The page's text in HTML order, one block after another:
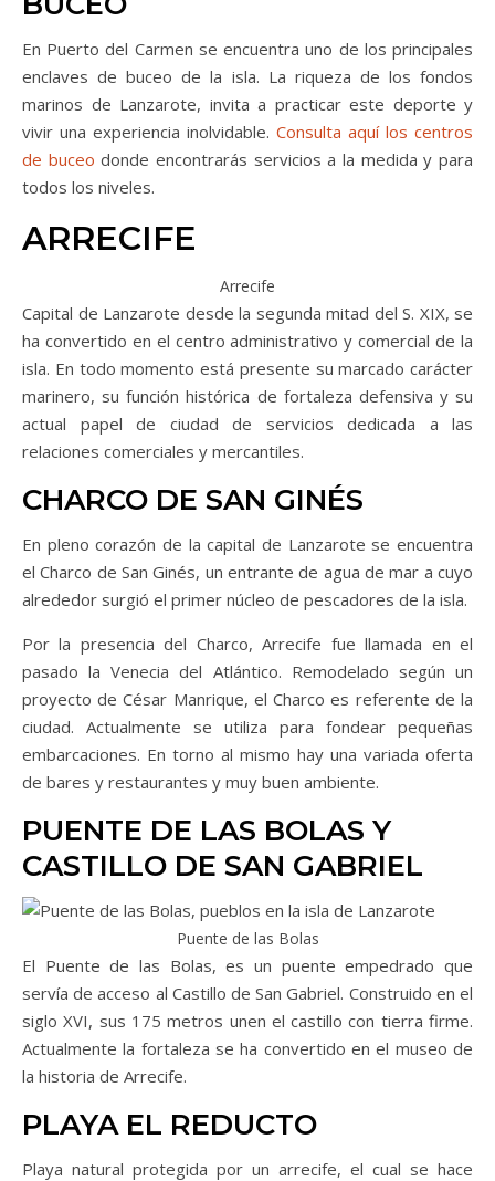
En Puerto del Carmen se encuentra uno de los principales
enclaves de buceo de la isla. La riqueza de los fondos
marinos de Lanzarote, invita a practicar este deporte y
vivir una experiencia inolvidable. Consulta aquí los centros
de buceo donde encontrarás servicios a la medida y para
todos los niveles.
ARRECIFE
Arrecife
Capital de Lanzarote desde la segunda mitad del S. XIX, se
ha convertido en el centro administrativo y comercial de la
isla. En todo momento está presente su marcado carácter
marinero, su función histórica de fortaleza defensiva y su
actual papel de ciudad de servicios dedicada a las
relaciones comerciales y mercantiles.
CHARCO DE SAN GINÉS
En pleno corazón de la capital de Lanzarote se encuentra
el Charco de San Ginés, un entrante de agua de mar a cuyo
alrededor surgió el primer núcleo de pescadores de la isla.
Por la presencia del Charco, Arrecife fue llamada en el
pasado la Venecia del Atlántico. Remodelado según un
proyecto de César Manrique, el Charco es referente de la
ciudad. Actualmente se utiliza para fondear pequeñas
embarcaciones. En torno al mismo hay una variada oferta
de bares y restaurantes y muy buen ambiente.
PUENTE DE LAS BOLAS Y
CASTILLO DE SAN GABRIEL
Puente de las Bolas
El Puente de las Bolas, es un puente empedrado que
servía de acceso al Castillo de San Gabriel. Construido en el
siglo XVI, sus 175 metros unen el castillo con tierra firme.
Actualmente la fortaleza se ha convertido en el museo de
la historia de Arrecife.
PLAYA EL REDUCTO
Playa natural protegida por un arrecife, el cual se hace